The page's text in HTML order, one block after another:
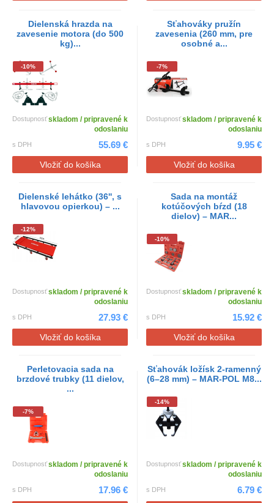
Dielenská hrazda na
zavesenie motora (do 500
kg)...
-10%
Dostupnosťskladom / pripravené k
odoslaniu
s DPH 55.69 €
Vložiť do košíka
Sťahováky pružín
zavesenia (260 mm, pre
osobné a...
-7%
Dostupnosťskladom / pripravené k
odoslaniu
s DPH 9.95 €
Vložiť do košíka
Dielenské lehátko (36'', s
hlavovou opierkou) – ...
-12%
Dostupnosťskladom / pripravené k
odoslaniu
s DPH 27.93 €
Vložiť do košíka
Sada na montáž
kotúčových bŕzd (18
dielov) – MAR...
-10%
Dostupnosťskladom / pripravené k
odoslaniu
s DPH 15.92 €
Vložiť do košíka
Perletovacia sada na
brzdové trubky (11 dielov,
...
-7%
Dostupnosťskladom / pripravené k
odoslaniu
s DPH 17.96 €
Sťahovák ložísk 2-ramenný
(6–28 mm) – MAR-POL M8...
-14%
Dostupnosťskladom / pripravené k
odoslaniu
s DPH 6.79 €